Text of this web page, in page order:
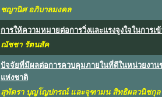
ชญานิศ อภิบาลมงคล
การให้ความหมายต่อการวิ่งและแรงจูงใจในการเ
ณัชชา รัตนสัค
ปัจจัยที่มีผลต่อการควบคุมภายในที่ดีในหน่วยงา
แห่งชาติ
สุพัตรา บุญโญปกรณ์ และจุฑามน สิทธิผลวนิชกุล